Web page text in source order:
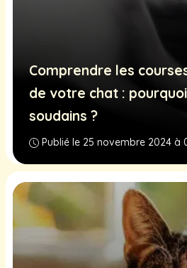
Comprendre les
de votre chat :
soudains ?
Publié le 25 novembre 2024 à